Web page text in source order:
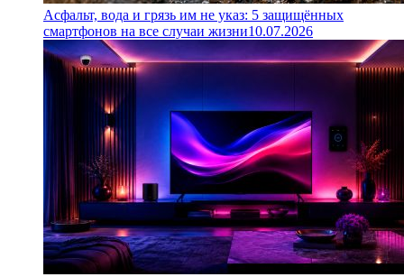
Асфальт, вода и грязь им не указ: 5 защищённых
смартфонов на все случаи жизни10.07.2026